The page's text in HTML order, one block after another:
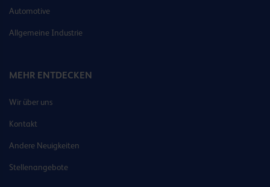
Automotive
Allgemeine Industrie
MEHR ENTDECKEN
Wir über uns
Kontakt
Andere Neuigkeiten
Stellenangebote